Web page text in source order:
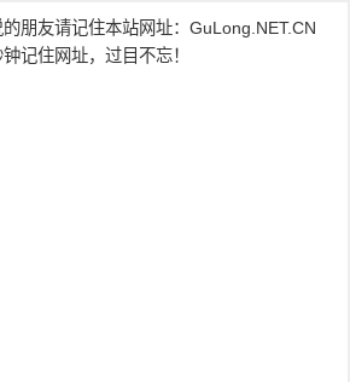
朋友请记住本站网址： GuLong.NET.CN
记住网址，过目不忘！